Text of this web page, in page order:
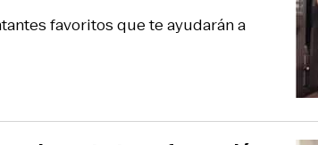
favoritos que te ayudarán a